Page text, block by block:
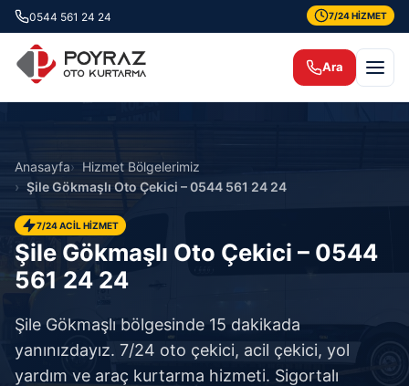
0544 561 24 24 7/24 HİZMET
Ara
Anasayfa
Hizmet Bölgelerimiz
Şile Gökmaşlı Oto Çekici – 0544 561 24 24
7/24 ACİL HİZMET
Şile Gökmaşlı Oto Çekici – 0544
561 24 24
Şile Gökmaşlı bölgesinde 15 dakikada
yanınızdayız. 7/24 oto çekici, acil çekici, yol
yardım ve araç kurtarma hizmeti. Sigortalı